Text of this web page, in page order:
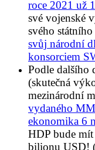
roce 2021 už
své vojenské
svého
svůj národní
konsorciem
Podle dalšího
(skutečná
mezinárodní
vydaného
ekonomika 6
HDP bude
bilionu USD!